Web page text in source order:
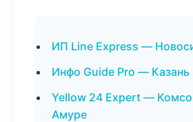
ИП Line Express —
Инфо Guide Pro — Казань
Yellow 24 Expert —
Амуре